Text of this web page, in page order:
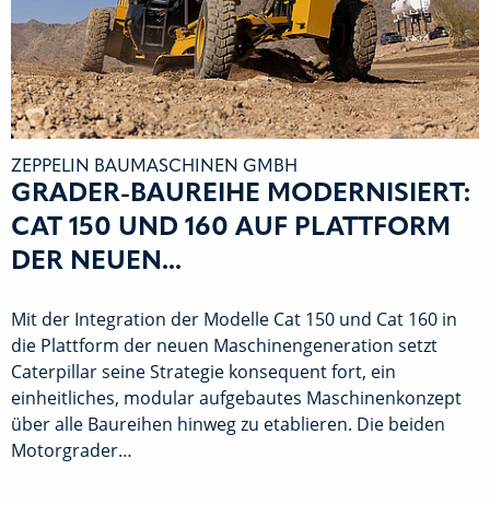
ZEPPELIN BAUMASCHINEN GMBH
GRADER-BAUREIHE MODERNISIERT:
CAT 150 UND 160 AUF PLATTFORM
DER NEUEN...
Mit der Integration der Modelle Cat 150 und Cat 160 in
die Plattform der neuen Maschinengeneration setzt
Caterpillar seine Strategie konsequent fort, ein
einheitliches, modular aufgebautes Maschinenkonzept
über alle Baureihen hinweg zu etablieren. Die beiden
Motorgrader…